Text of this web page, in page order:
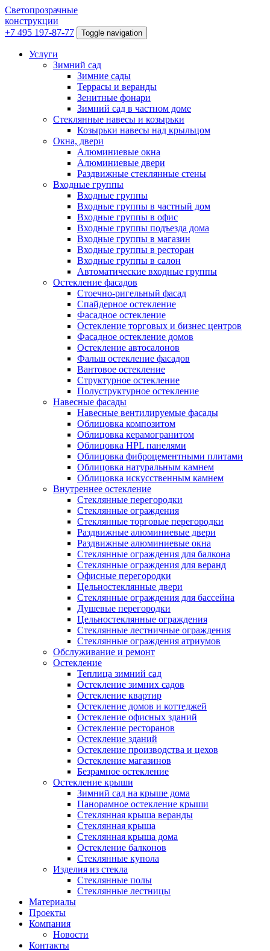
Светопрозрачные
конструкции
+7 495 197-87-77
Toggle navigation
Услуги
Зимний сад
Зимние сады
Террасы и веранды
Зенитные фонари
Зимний сад в частном доме
Стеклянные навесы и козырьки
Козырьки навесы над крыльцом
Окна, двери
Алюминиевые окна
Алюминиевые двери
Раздвижные стеклянные стены
Входные группы
Входные группы
Входные группы в частный дом
Входные группы в офис
Входные группы подъезда дома
Входные группы в магазин
Входные группы в ресторан
Входные группы в салон
Автоматические входные группы
Остекление фасадов
Стоечно-ригельный фасад
Спайдерное остекление
Фасадное остекление
Остекление торговых и бизнес центров
Фасадное остекление домов
Остекление автосалонов
Фальш остекление фасадов
Вантовое остекление
Структурное остекление
Полуструктурное остекление
Навесные фасады
Навесные вентилируемые фасады
Облицовка композитом
Облицовка керамогранитом
Облицовка HPL панелями
Облицовка фиброцементными плитами
Облицовка натуральным камнем
Облицовка искусственным камнем
Внутреннее остекление
Стеклянные перегородки
Стеклянные ограждения
Стеклянные торговые перегородки
Раздвижные алюминиевые двери
Раздвижные алюминиевые окна
Стеклянные ограждения для балкона
Стеклянные ограждения для веранд
Офисные перегородки
Цельностеклянные двери
Стеклянные ограждения для бассейна
Душевые перегородки
Цельностеклянные ограждения
Стеклянные лестничные ограждения
Стеклянные ограждения атриумов
Обслуживание и ремонт
Остекление
Теплица зимний сад
Остекление зимних садов
Остекление квартир
Остекление домов и коттеджей
Остекление офисных зданий
Остекление ресторанов
Остекление зданий
Остекление производства и цехов
Остекление магазинов
Безрамное остекление
Остекление крыши
Зимний сад на крыше дома
Панорамное остекление крыши
Стеклянная крыша веранды
Стеклянная крыша
Стеклянная крыша дома
Остекление балконов
Стеклянные купола
Изделия из стекла
Стеклянные полы
Стеклянные лестницы
Материалы
Проекты
Компания
Новости
Контакты